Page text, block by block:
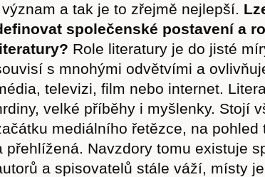
a tak je to zřejmě nejlepší.
společenské postavení a
Role literatury je do jisté
s mnohými odvětvími a
televizi, film nebo internet.
velké příběhy i myšlenky. Stojí
mediálního řetězce, na pohled
přehlížená. Navzdory tomu existuje
a spisovatelů stále váží, místy